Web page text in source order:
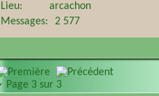
Lieu
arcachon
Messages
2 577
Page 3 sur 3